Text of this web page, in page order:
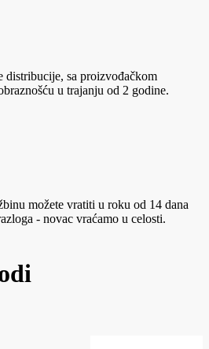
distribucije, sa proizvođačkom
u trajanju od 2 godine.
možete vratiti u roku od 14 dana
- novac vraćamo u celosti.